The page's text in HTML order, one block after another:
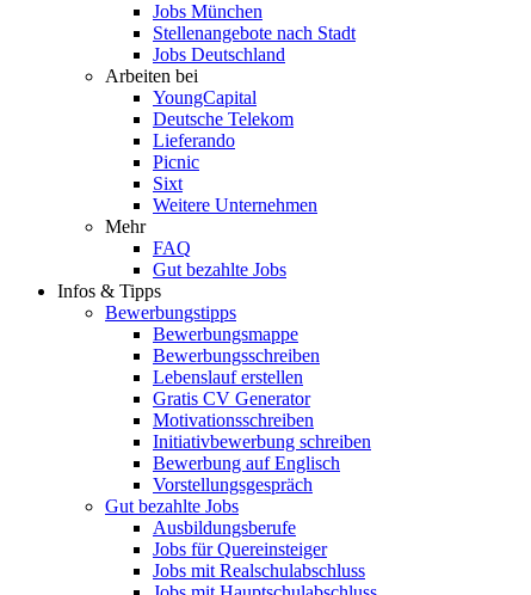
Jobs München
Stellenangebote nach Stadt
Jobs Deutschland
Arbeiten bei
YoungCapital
Deutsche Telekom
Lieferando
Picnic
Sixt
Weitere Unternehmen
Mehr
FAQ
Gut bezahlte Jobs
Infos & Tipps
Bewerbungstipps
Bewerbungsmappe
Bewerbungsschreiben
Lebenslauf erstellen
Gratis CV Generator
Motivationsschreiben
Initiativbewerbung schreiben
Bewerbung auf Englisch
Vorstellungsgespräch
Gut bezahlte Jobs
Ausbildungsberufe
Jobs für Quereinsteiger
Jobs mit Realschulabschluss